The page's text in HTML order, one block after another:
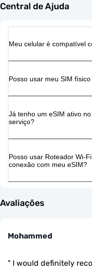
Central de Ajuda
Meu celular é compatível
Posso usar meu SIM
Já tenho um eSIM ativo
serviço?
Posso usar Roteador Wi-
conexão com meu eSIM?
Avaliações
Mohammed
" I would definitely